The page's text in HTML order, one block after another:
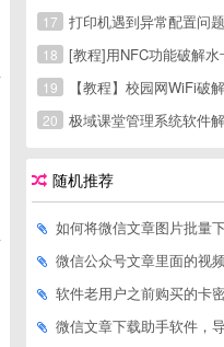
17
打印机遇到异常配置问题
18
[教程]用NFC功能破解水
19
【教程】校园网WiFi破
20 极域课堂管理系统软件
随机推荐
如何将微信文章图片批量
微信公众号文章里面的视频和音乐
软件老用户之前购买的卡
微信文章下载助手软件，导出微信文章出